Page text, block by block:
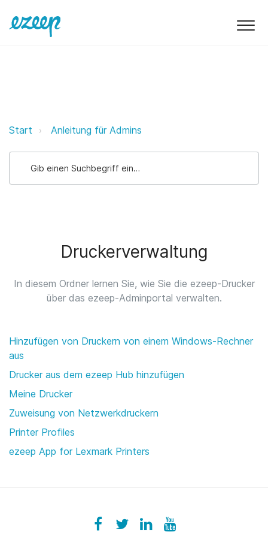
Druckerverwaltung ezeep
Start Anleitung für Admins
Druckerverwaltung
In diesem Ordner lernen Sie, wie Sie die ezeep-Drucker
über das ezeep-Adminportal verwalten.
Hinzufügen von Druckern von einem Windows-Rechner
aus
Drucker aus dem ezeep Hub hinzufügen
Meine Drucker
Zuweisung von Netzwerkdruckern
Printer Profiles
ezeep App for Lexmark Printers
Facebook
ezeeplive
Twitter
ezeepLinkedIn
ezeepYouTube